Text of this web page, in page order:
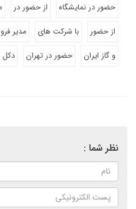
حضور در نمایشگاه
از حضور در
از حضور
با شرکت های مدیر
و گاز ایران
حضور در تهران دکل
نظر شما :